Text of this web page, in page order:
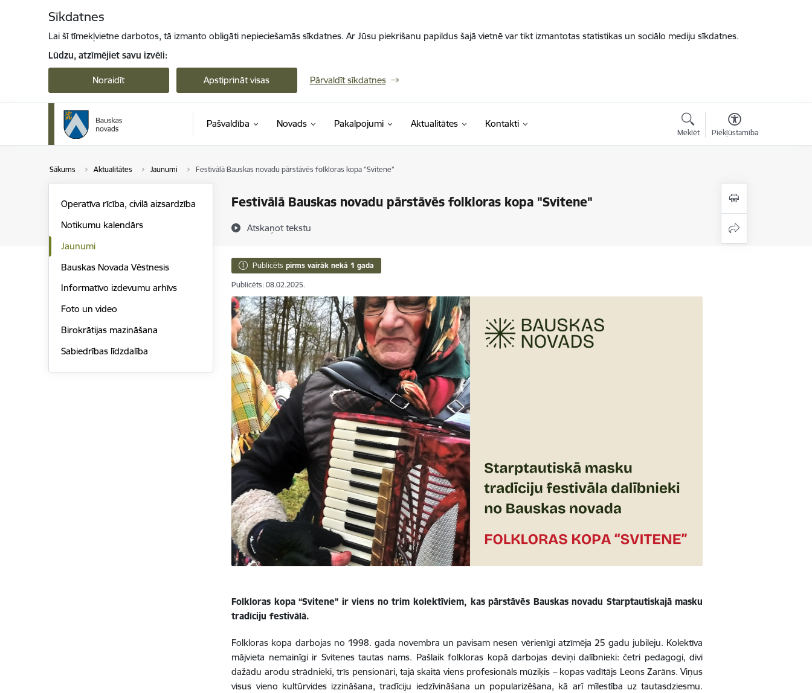
Sīkdatnes
Lai šī tīmekļvietne darbotos, tā izmanto obligāti nepieciešamās sīkdatnes. Ar Jūsu piekrišanu papildus šajā vietnē var tikt izmantotas statistikas un sociālo mediju sīkdatnes.
Lūdzu, atzīmējiet savu izvēli:
Noraidīt Apstiprināt visas Pārvaldīt sīkdatnes
Pašvaldība Novads Pakalpojumi Aktualitātes Kontakti
Meklēt Piekļūstamība
Sākums Aktualitātes Jaunumi Festivālā Bauskas novadu pārstāvēs folkloras kopa "Svitene"
Festivālā Bauskas novadu pārstāvēs folkloras kopa "Svitene"
Atskaņot tekstu
Operatīva rīcība, civilā aizsardzība
Notikumu kalendārs
Jaunumi
Bauskas Novada Vēstnesis
Informatīvo izdevumu arhīvs
Foto un video
Birokrātijas mazināšana
Sabiedrības līdzdalība
Publicēts pirms vairāk nekā 1 gada
Publicēts: 08.02.2025.
Folkloras kopa “Svitene” ir viens no trim kolektīviem, kas pārstāvēs Bauskas novadu Starptautiskajā masku
tradīciju festivālā.
Folkloras kopa darbojas no 1998. gada novembra un pavisam nesen vērienīgi atzīmēja 25 gadu jubileju. Kolektīva
mājvieta nemainīgi ir Svitenes tautas nams. Pašlaik folkloras kopā darbojas deviņi dalībnieki: četri pedagogi, divi
dažādu arodu strādnieki, trīs pensionāri, tajā skaitā viens profesionāls mūziķis – kopas vadītājs Leons Zarāns. Viņus
visus vieno kultūrvides izzināšana, tradīciju iedzīvināšana un popularizēšana, kā arī mīlestība uz tautasdziesmu.